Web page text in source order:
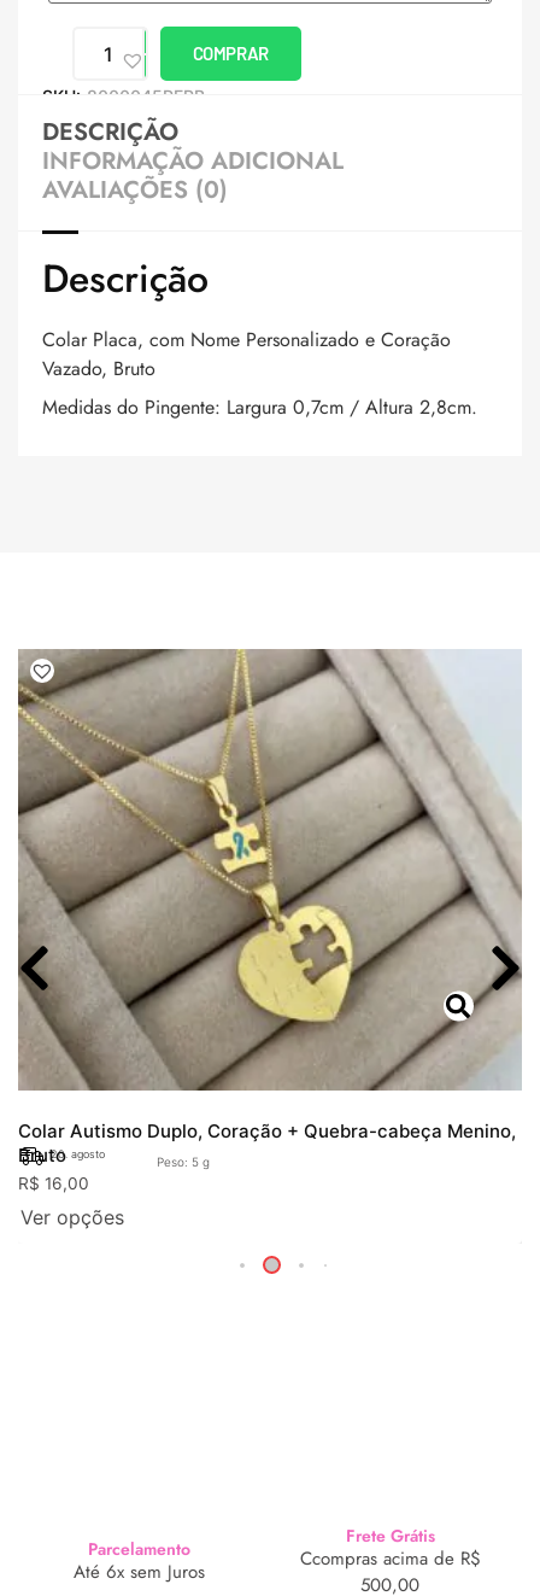
COMPRAR
SKU: 8000045PERB
DESCRIÇÃO
INFORMAÇÃO ADICIONAL
AVALIAÇÕES (0)
Descrição
Colar Placa, com Nome Personalizado e Coração
Vazado, Bruto
Medidas do Pingente: Largura 0,7cm / Altura 2,8cm.
Colar Autismo Duplo, Coração + Quebra-cabeça Menino,
Bruto20. agosto
Peso: 5 g
R$ 16,00
Ver opções
Parcelamento
Até 6x sem Juros
Frete Grátis
Ccompras acima de R$
500,00